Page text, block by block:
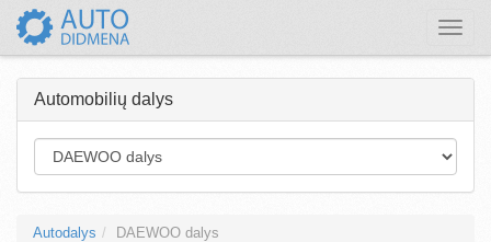
Toggle
Automobilių dalys
Autodalys DAEWOO dalys